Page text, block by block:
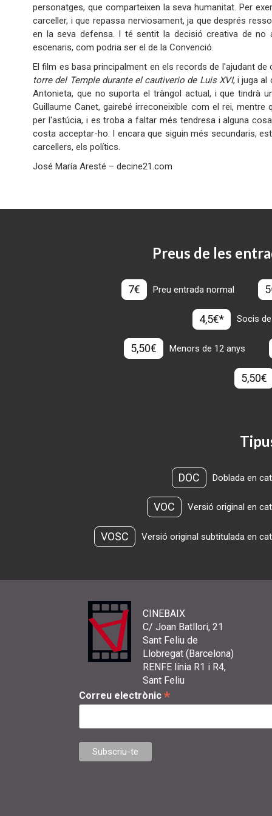
personatges, que comparteixen la seva humanitat. Per
carceller, i que repassa nerviosament, ja que després
en la seva defensa. I té sentit la decisió creativa de no
escenaris, com podria ser el de la Convenció.
El film es basa principalment en els records de l'ajudant
torre del Temple durante el cautiverio de Luis XVI, i juga al
Antonieta, que no suporta el tràngol actual, i que tindrà
Guillaume Canet, gairebé irreconeixible com el rei,
per l'astúcia, i es troba a faltar més tendresa i alguna
costa acceptar-ho. I encara que siguin més secundaris,
carcellers, els polítics.
José María Aresté – decine21.com
Preus de les
7€ Preu entrada normal
4,5€* Socis
5,50€ Menors de 12 anys
5,50€
DOC Doblada en
VOC Versió original en
VOSC Versió original subtitulada en
CINEBAIX
C/ Joan Batllori, 21
Sant Feliu de
Llobregat (Barcelona)
RENFE línia R1 i R4,
Sant Feliu
Correu electrònic *